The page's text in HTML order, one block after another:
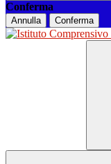
Conferma
Annulla Conferma